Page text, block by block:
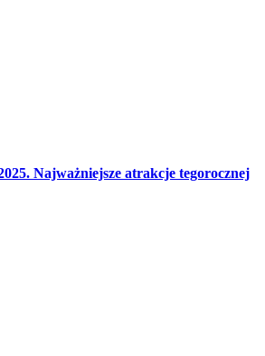
Najważniejsze atrakcje tegorocznej